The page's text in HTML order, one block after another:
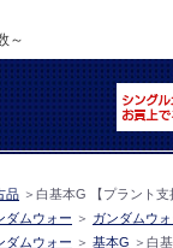
～
品 ＞ 白基本G 【プラント
ダムウォー ＞ ガンダムウ
ダムウォー ＞ 基本G ＞ 白